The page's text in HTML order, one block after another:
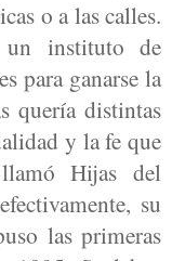
o a las calles.
instituto de
para ganarse la
quería distintas
y la fe que
Hijas del
su
las primeras